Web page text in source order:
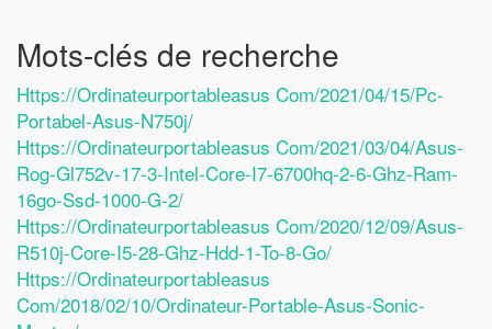
Mots-clés de recherche
Https://ordinateurportableasus Com/2021/04/15/pc-
Portabel-Asus-N750j/
Https://ordinateurportableasus Com/2021/03/04/asus-
Rog-Gl752v-17-3-Intel-Core-I7-6700hq-2-6-Ghz-Ram-
16go-Ssd-1000-G-2/
Https://ordinateurportableasus Com/2020/12/09/asus-
R510j-Core-I5-28-Ghz-Hdd-1-To-8-Go/
Https://ordinateurportableasus
Com/2018/02/10/ordinateur-Portable-Asus-Sonic-